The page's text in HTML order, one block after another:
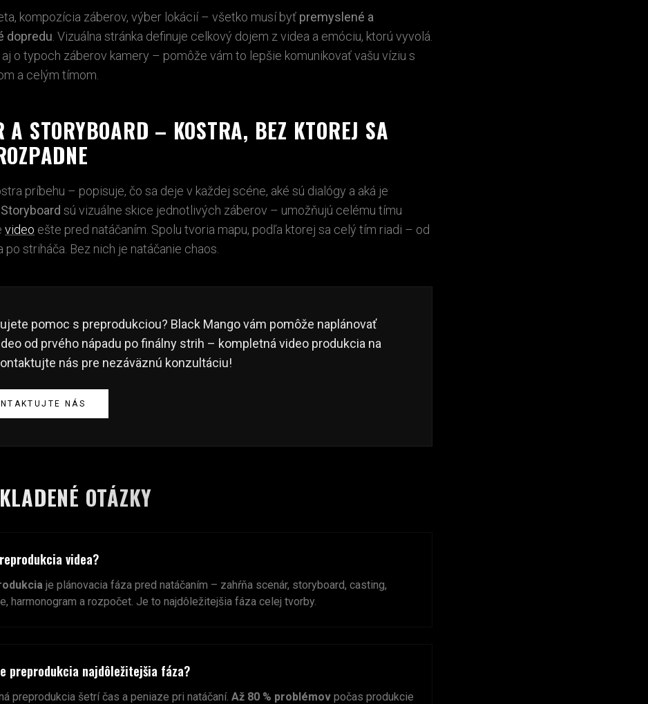
kompozícia záberov, výber lokácií – všetko musí byť premyslené a
dopredu . Vizuálna stránka definuje celkový dojem z videa a emóciu, ktorú vyvolá.
o typoch záberov kamery – pomôže vám to lepšie komunikovať vašu víziu s
a celým tímom.
A STORYBOARD – KOSTRA, BEZ KTOREJ SA
príbehu – popisuje, čo sa deje v každej scéne, aké sú dialógy a aká je
Storyboard sú vizuálne skice jednotlivých záberov – umožňujú celému tímu
video ešte pred natáčaním. Spolu tvoria mapu, podľa ktorej sa celý tím riadi – od
po striháča. Bez nich je natáčanie chaos.
pomoc s preprodukciou? Black Mango vám pomôže naplánovať
od prvého nápadu po finálny strih – kompletná video produkcia na
nás pre nezáväznú konzultáciu!
NÁS
OTÁZKY
videa?
je plánovacia fáza pred natáčaním – zahŕňa scenár, storyboard, casting,
harmonogram a rozpočet. Je to najdôležitejšia fáza celej tvorby.
preprodukcia najdôležitejšia fáza?
preprodukcia šetrí čas a peniaze pri natáčaní. Až 80 % problémov počas produkcie